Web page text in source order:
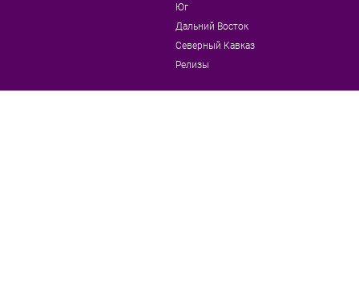
Юг
Дальний Восток
Северный Кавказ
Релизы